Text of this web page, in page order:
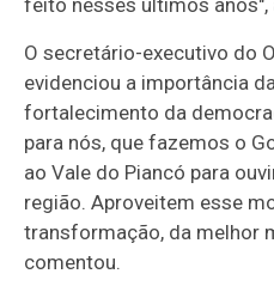
O secretário-executivo do
evidenciou a importância
fortalecimento da
para nós, que fazemos o
ao Vale do Piancó para
região. Aproveitem esse
transformação, da melhor
comentou.